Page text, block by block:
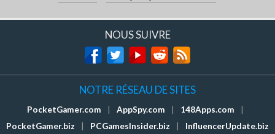
NOUS SUIVRE
NOTRE RÉSEAU DE SITES
PocketGamer.com AppSpy.com 148Apps.com
PocketGamer.biz
PCGamesInsider.biz InfluencerUpdate.biz